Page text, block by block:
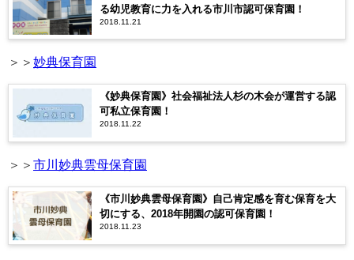
る幼児教育に力を入れる市川市認可保育園！
2018.11.21
＞＞ 妙典保育園
《妙典保育園》社会福祉法人杉の木会が運営する認
可私立保育園！
2018.11.22
＞＞ 市川妙典雲母保育園
《市川妙典雲母保育園》自己肯定感を育む保育を大
切にする、2018年開園の認可保育園！
2018.11.23